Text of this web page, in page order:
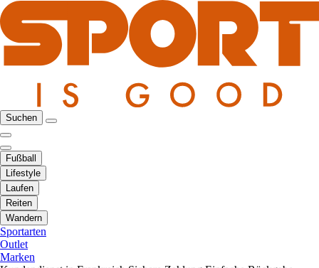
Suchen
Fußball
Lifestyle
Laufen
Reiten
Wandern
Sportarten
Outlet
Marken